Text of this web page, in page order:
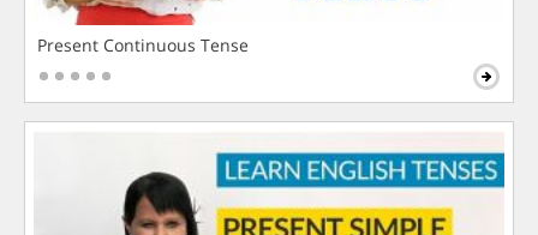
Present Continuous Tense